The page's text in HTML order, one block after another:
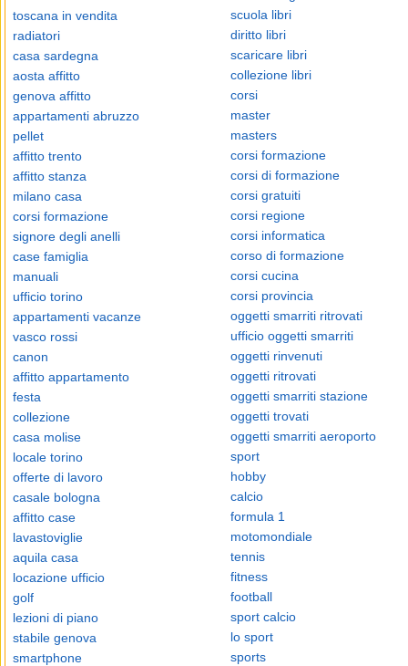
toscana in vendita
radiatori
casa sardegna
aosta affitto
genova affitto
appartamenti abruzzo
pellet
affitto trento
affitto stanza
milano casa
corsi formazione
signore degli anelli
case famiglia
manuali
ufficio torino
appartamenti vacanze
vasco rossi
canon
affitto appartamento
festa
collezione
casa molise
locale torino
offerte di lavoro
casale bologna
affitto case
lavastoviglie
aquila casa
locazione ufficio
golf
lezioni di piano
stabile genova
smartphone
scuola libri
diritto libri
scaricare libri
collezione libri
corsi
master
masters
corsi formazione
corsi di formazione
corsi gratuiti
corsi regione
corsi informatica
corso di formazione
corsi cucina
corsi provincia
oggetti smarriti ritrovati
ufficio oggetti smarriti
oggetti rinvenuti
oggetti ritrovati
oggetti smarriti stazione
oggetti trovati
oggetti smarriti aeroporto
sport
hobby
calcio
formula 1
motomondiale
tennis
fitness
football
sport calcio
lo sport
sports